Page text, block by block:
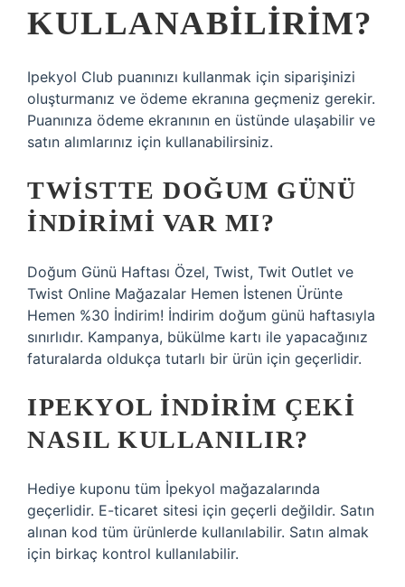
KULLANABILIRIM?
Ipekyol Club puanınızı kullanmak için siparişinizi
oluşturmanız ve ödeme ekranına geçmeniz gerekir.
Puanınıza ödeme ekranının en üstünde ulaşabilir ve
satın alımlarınız için kullanabilirsiniz.
TWISTTE DOĞUM GÜNÜ
INDIRIMI VAR MI?
Doğum Günü Haftası Özel, Twist, Twit Outlet ve
Twist Online Mağazalar Hemen İstenen Ürünte
Hemen %30 İndirim! İndirim doğum günü haftasıyla
sınırlıdır. Kampanya, bükülme kartı ile yapacağınız
faturalarda oldukça tutarlı bir ürün için geçerlidir.
IPEKYOL INDIRIM ÇEKI
NASIL KULLANILIR?
Hediye kuponu tüm İpekyol mağazalarında
geçerlidir. E-ticaret sitesi için geçerli değildir. Satın
alınan kod tüm ürünlerde kullanılabilir. Satın almak
için birkaç kontrol kullanılabilir.